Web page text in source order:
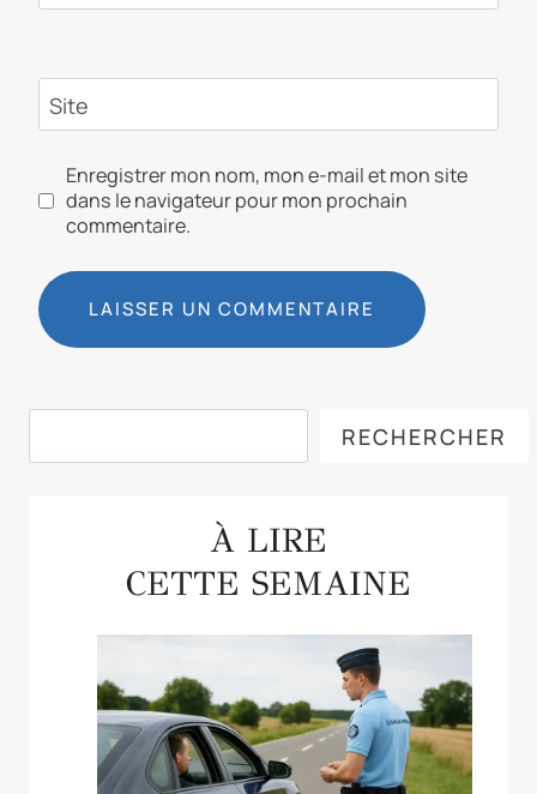
Site
Enregistrer mon nom, mon e-mail et mon site
dans le navigateur pour mon prochain
commentaire.
RECHERCHER
À LIRE
CETTE SEMAINE